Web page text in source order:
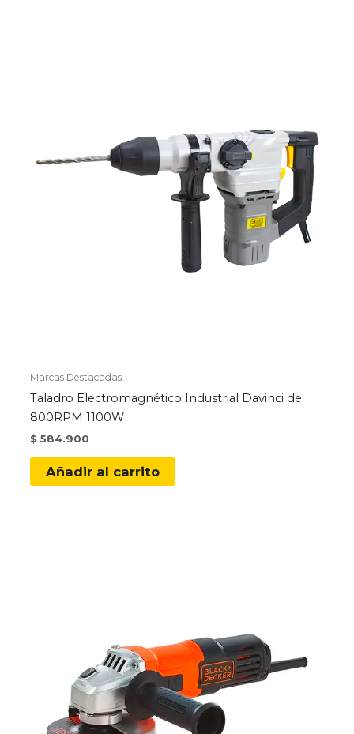
Marcas Destacadas
Taladro Electromagnético Industrial Davinci de
800RPM 1100W
$ 584.900
Añadir al carrito